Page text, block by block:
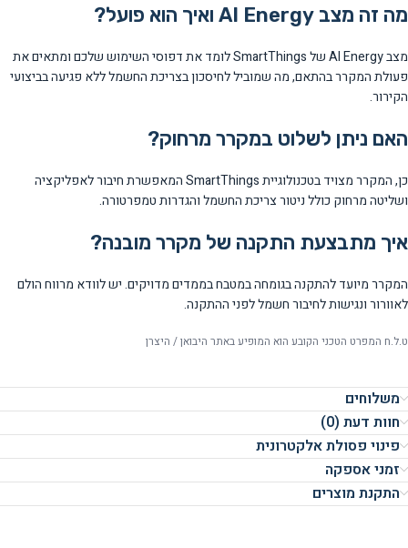
מה זה מצב AI Energy ואיך הוא פועל?
מצב AI Energy של SmartThings לומד את דפוסי השימוש שלכם ומתאים את
פעולת המקרר בהתאם, מה שמוביל לחיסכון בצריכת החשמל ללא פגיעה בביצועי
הקירור.
האם ניתן לשלוט במקרר מרחוק?
כן, המקרר מצויד בטכנולוגיית SmartThings המאפשרת חיבור לאפליקציה
ושליטה מרחוק כולל ניטור צריכת החשמל והגדרות טמפרטורה.
איך מתבצעת התקנה של מקרר מובנה?
המקרר מיועד להתקנה בגומחה במטבח בממדים מדויקים. יש לוודא מרווח הולם
לאוורור ונגישות לחיבור חשמל לפני ההתקנה.
ט.ל.ח המפרט הטכני הקובע הוא המופיע באתר היבואן / היצרן
משלוחים
חוות דעת (0)
פינוי פסולת אלקטרונית
זמני אספקה
התקנת מוצרים